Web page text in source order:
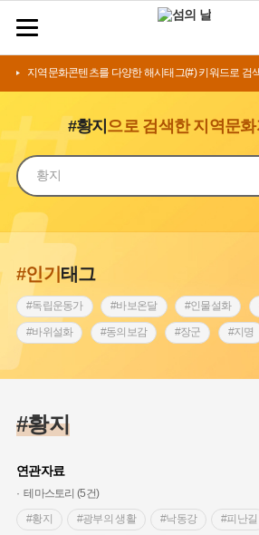
지역문화콘텐츠를 다양한 해시태그(#) 키워드로 검
#황지 으로 검색한 지역문
#인기태그
#독립운동가 #바보온달 #인물설화
#바위설화 #동의보감 #장군 #지명
#인천
#황해도
#조선역사
#왕건 #전라남도 지명유래 #목민관
#황지
연관자료
테마스토리 (5건)
#황지
#광부의 생활 #낙동강 #피난길